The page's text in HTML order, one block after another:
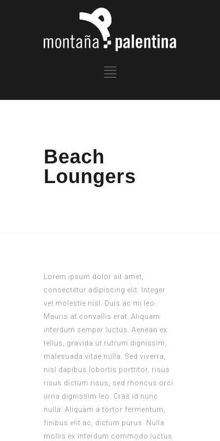
Beach
Loungers
Lorem ipsum dolor sit amet,
consectetur adipiscing elit. Integer
vel molestie nisl. Duis ac mi leo.
Mauris at convallis erat. Aliquam
interdum semper luctus. Aenean ex
tellus, gravida ut rutrum dignissim,
malesuada vitae nulla. Sed viverra,
nisl dapibus lobortis porttitor, risus
risus dictum risus, sed rhoncus orci
urna dignissim leo. Cras id nunc
nulla. Aliquam a tortor fermentum,
finibus elit ac, dictum purus. Nulla
mollis ex interdum commodo luctus.